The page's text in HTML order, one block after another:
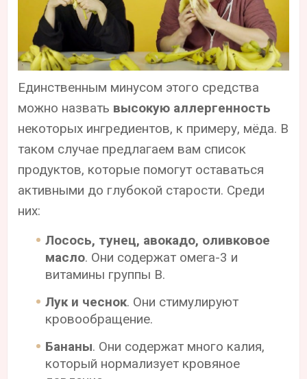
Единственным минусом этого средства
можно назвать высокую аллергенность
некоторых ингредиентов, к примеру, мёда. В
таком случае предлагаем вам список
продуктов, которые помогут оставаться
активными до глубокой старости. Среди
них:
Лосось, тунец, авокадо, оливковое
масло. Они содержат омега-3 и
витамины группы В.
Лук и чеснок. Они стимулируют
кровообращение.
Бананы. Они содержат много калия,
который нормализует кровяное